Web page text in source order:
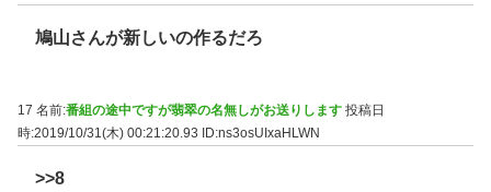
鳩山さんが新しいの作るだろ
17 名前:番組の途中ですが翡翠の名無しがお送りします 投稿日
時:2019/10/31(木) 00:21:20.93
ID:ns3osUIxaHLWN
>>8